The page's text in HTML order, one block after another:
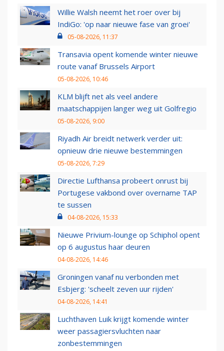
Willie Walsh neemt het roer over bij
IndiGo: 'op naar nieuwe fase van groei'
05-08-2026, 11:37
Transavia opent komende winter nieuwe
route vanaf Brussels Airport
05-08-2026, 10:46
KLM blijft net als veel andere
maatschappijen langer weg uit Golfregio
05-08-2026, 9:00
Riyadh Air breidt netwerk verder uit:
opnieuw drie nieuwe bestemmingen
05-08-2026, 7:29
Directie Lufthansa probeert onrust bij
Portugese vakbond over overname TAP
te sussen
04-08-2026, 15:33
Nieuwe Privium-lounge op Schiphol opent
op 6 augustus haar deuren
04-08-2026, 14:46
Groningen vanaf nu verbonden met
Esbjerg: 'scheelt zeven uur rijden'
04-08-2026, 14:41
Luchthaven Luik krijgt komende winter
weer passagiersvluchten naar
zonbestemmingen